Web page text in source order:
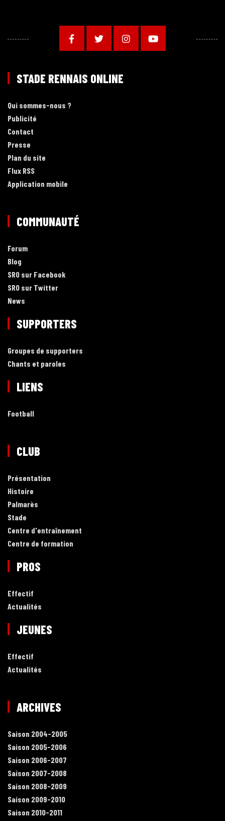
STADE RENNAIS ONLINE
Qui sommes-nous ?
Publicité
Contact
Presse
Plan du site
Flux RSS
Application mobile
COMMUNAUTÉ
Forum
Blog
SRO sur Facebook
SRO sur Twitter
News
SUPPORTERS
Groupes de supporters
Chants et paroles
LIENS
Football
CLUB
Présentation
Histoire
Palmarès
Stade
Centre d'entraînement
Centre de formation
PROS
Effectif
Actualités
JEUNES
Effectif
Actualités
ARCHIVES
Saison 2004-2005
Saison 2005-2006
Saison 2006-2007
Saison 2007-2008
Saison 2008-2009
Saison 2009-2010
Saison 2010-2011